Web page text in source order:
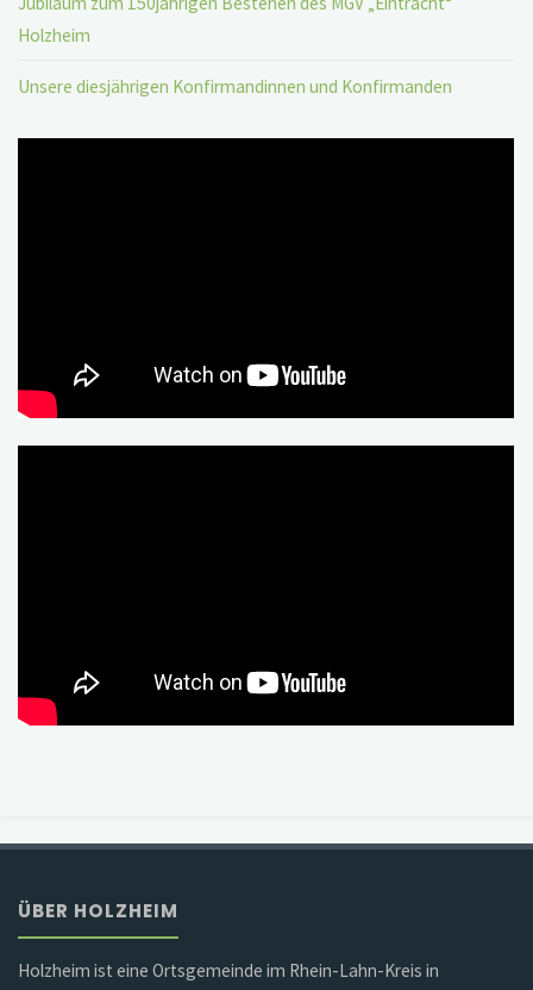
Holzheim
Unsere diesjährigen Konfirmandinnen und Konfirmanden
ÜBER HOLZHEIM
Holzheim ist eine Ortsgemeinde im Rhein-Lahn-Kreis in